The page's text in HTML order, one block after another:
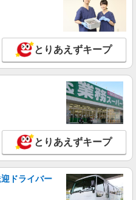
詳細を見る
1314VJ0805G9★27-S-T2）
りのマシン操作/日払いOK
〜2,250円 ※経験・能力による
当含む 【月収例】39万3000円(7
時間35分×14日+残業・深夜手当)
詳細を見る
とりあえずキープ
とりあえずキープ
ドライバー